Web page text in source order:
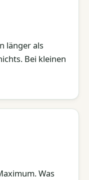
länger als
Bei kleinen
Was